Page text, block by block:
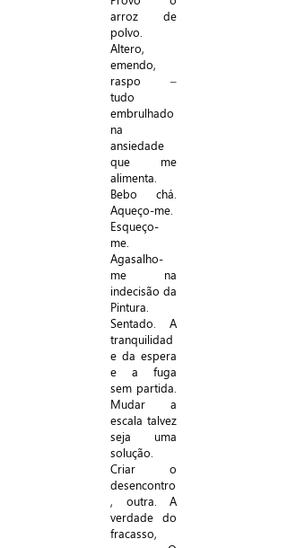
arroz de
polvo.
Altero,
emendo,
raspo –
tudo
embrulhado
na
ansiedade
que me
alimenta.
Bebo chá.
Aqueço-me.
Esqueço-
me.
Agasalho-
me na
indecisão da
Pintura.
Sentado. A
tranquilidad
e da espera
e a fuga
sem partida.
Mudar a
escala talvez
seja uma
solução.
Criar o
desencontro
, outra. A
verdade do
fracasso,